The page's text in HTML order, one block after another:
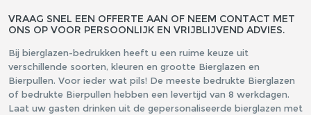
VRAAG SNEL EEN OFFERTE AAN OF NEEM CONTACT MET
ONS OP VOOR PERSOONLIJK EN VRIJBLIJVEND ADVIES.
Bij bierglazen-bedrukken heeft u een ruime keuze uit
verschillende soorten, kleuren en grootte Bierglazen en
Bierpullen. Voor ieder wat pils! De meeste bedrukte Bierglazen
of bedrukte Bierpullen hebben een levertijd van 8 werkdagen.
Laat uw gasten drinken uit de gepersonaliseerde bierglazen met